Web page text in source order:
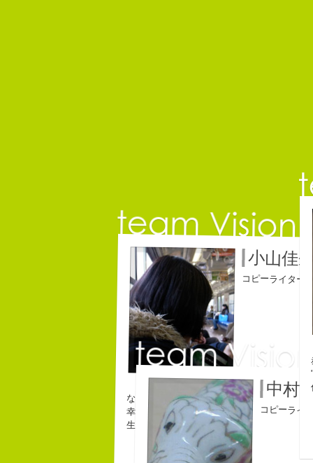
小山佳
コピーライター
なにがしか書いていられるしごとはとっても
幸せでとっても怖いですが、きょうもなんと
生きられてる私は幸せなのかもしれません。
中村
コピーライ